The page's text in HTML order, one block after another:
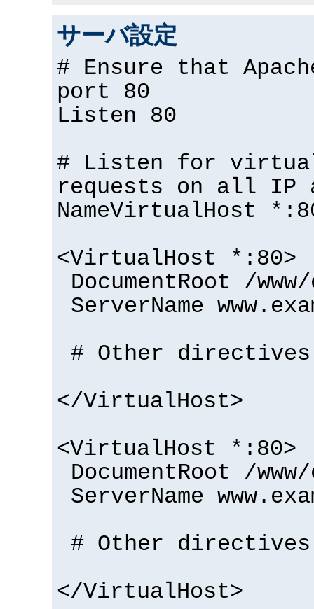
サーバ設定
# Ensure that
port 80
Listen 80
# Listen for
requests on all IP
NameVirtualHost
<VirtualHost *:80>
DocumentRoot /
ServerName
# Other directives
</VirtualHost>
<VirtualHost *:80>
DocumentRoot /
ServerName
# Other directives
</VirtualHost>